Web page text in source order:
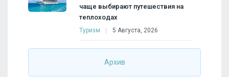
чаще выбирают путешествия на
теплоходах
Туризм 5 Августа, 2026
Архив